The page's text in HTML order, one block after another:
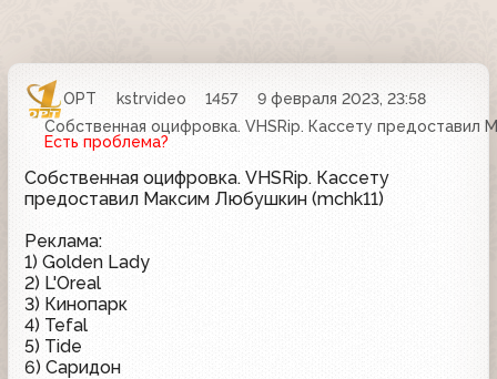
ОРТ kstrvideo 1457
9 февраля 2023, 23:58
Собственная оцифровка. VHSRip. Кассету предоставил
Есть проблема?
Собственная оцифровка. VHSRip. Кассету
предоставил Максим Любушкин (mchk11)
Реклама:
1) Golden Lady
2) L'Oreal
3) Кинопарк
4) Tefal
5) Tide
6) Саридон